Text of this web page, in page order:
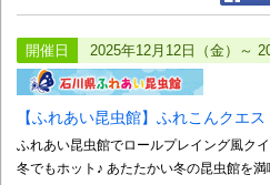
開催日 2025年12月12日（金）～
【ふれあい昆虫館】ふれこんクエ
ふれあい昆虫館でロールプレイング風
冬でもホット♪ あたたかい冬の昆虫館を